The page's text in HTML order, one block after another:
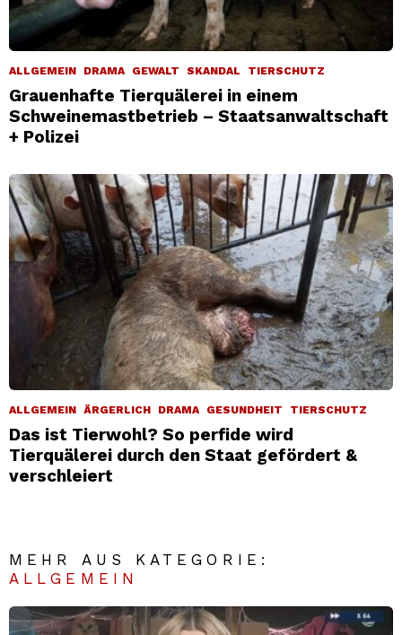
ALLGEMEIN DRAMA GEWALT SKANDAL TIERSCHUTZ
Grauenhafte Tierquälerei in einem
Schweinemastbetrieb – Staatsanwaltschaft
+ Polizei
ALLGEMEIN ÄRGERLICH DRAMA GESUNDHEIT TIERSCHUTZ
Das ist Tierwohl? So perfide wird
Tierquälerei durch den Staat gefördert &
verschleiert
MEHR AUS KATEGORIE:
ALLGEMEIN